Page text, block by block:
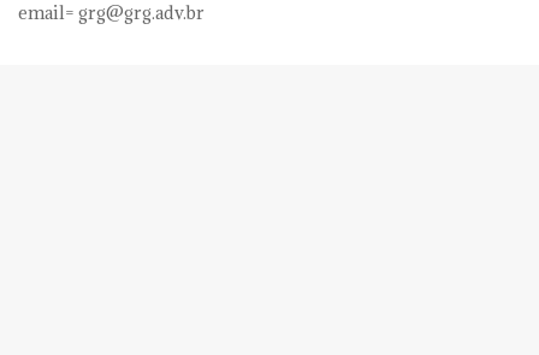
email= grg@grg.adv.br